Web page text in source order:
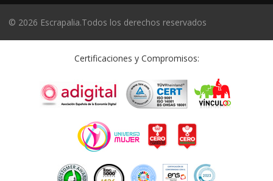
© 2026 Escrapalia.Todos los derechos reservados
Certificaciones y Compromisos: